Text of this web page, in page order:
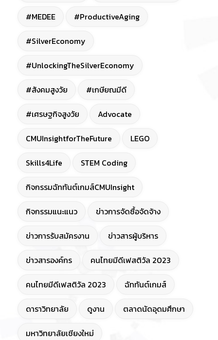
#MEDEE #ProductiveAging
#SilverEconomy
#UnlockingTheSilverEconomy
#สังคมสูงวัย #เกษียณมีดี
#เศรษฐกิจสูงวัย Advocate
CMUInsightforTheFuture LEGO
Skills4Life STEM Coding
กิจกรรมฉัททันต์เกมส์CMUInsight
กิจกรรมแนะแนว ข่าวการจัดซื้อจัดจ้าง
ข่าวการรับสมัครงาน ข่าวสารผู้บริหาร
ข่าวสารองค์กร คนไทยมีดีเฟสติวัล 2023
คนไทยมีดีเฟสติวัล 2023 ฉัททันต์เกมส์
ดาราวิทยาลัย ดูงาน ตลาดนัดอุดมศึกษา
มหาวิทยาลัยเชียงใหม่